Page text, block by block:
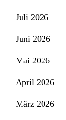
Juli 2026
Juni 2026
Mai 2026
April 2026
März 2026